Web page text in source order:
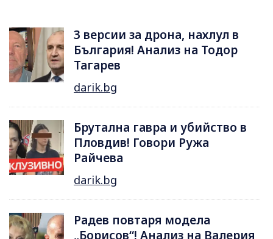
3 версии за дрона, нахлул в
България! Анализ на Тодор
Тагарев
darik.bg
Брутална гавра и убийство в
Пловдив! Говори Ружа
Райчева
darik.bg
Радев повтаря модела
„Борисов“! Анализ на Валерия